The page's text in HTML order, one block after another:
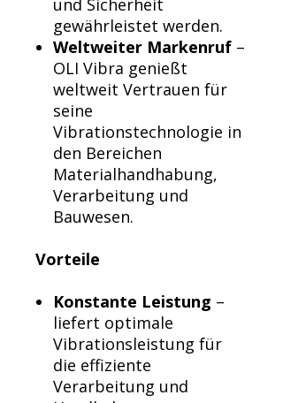
und Sicherheit
gewährleistet werden.
Weltweiter Markenruf –
OLI Vibra genießt
weltweit Vertrauen für
seine
Vibrationstechnologie in
den Bereichen
Materialhandhabung,
Verarbeitung und
Bauwesen.
Vorteile
Konstante Leistung –
liefert optimale
Vibrationsleistung für
die effiziente
Verarbeitung und